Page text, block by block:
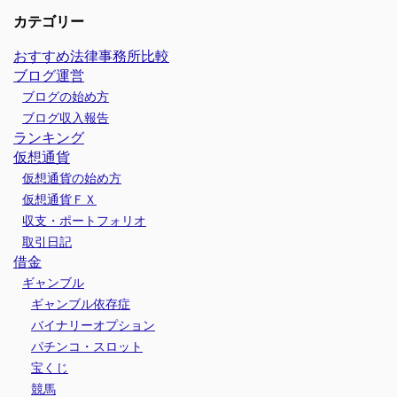
カテゴリー
おすすめ法律事務所比較
ブログ運営
ブログの始め方
ブログ収入報告
ランキング
仮想通貨
仮想通貨の始め方
仮想通貨ＦＸ
収支・ポートフォリオ
取引日記
借金
ギャンブル
ギャンブル依存症
バイナリーオプション
パチンコ・スロット
宝くじ
競馬